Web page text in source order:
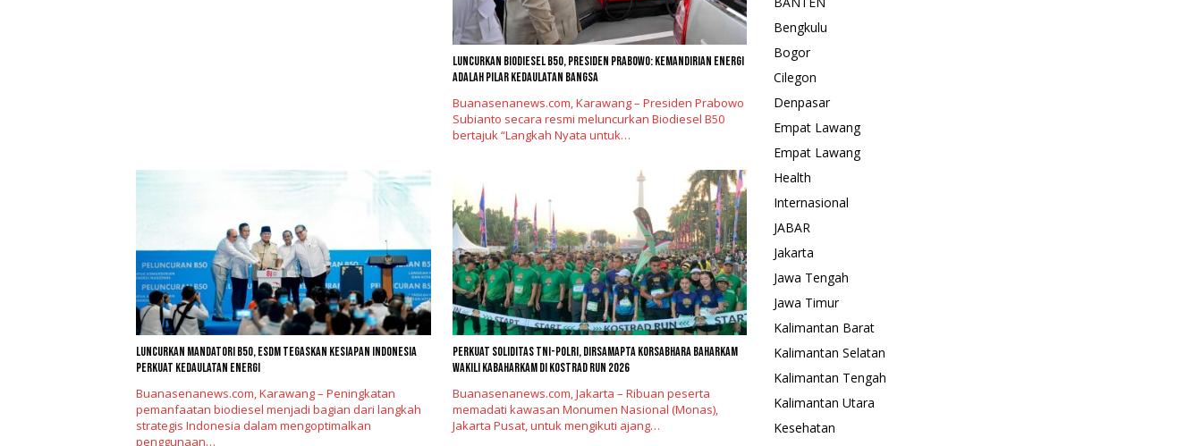
Luncurkan Biodiesel B50, Presiden Prabowo: Kemandirian Energi
adalah Pilar Kedaulatan Bangsa
Buanasenanews.com, Karawang – Presiden Prabowo
Subianto secara resmi meluncurkan Biodiesel B50
bertajuk “Langkah Nyata untuk…
Luncurkan Mandatori B50, ESDM Tegaskan Kesiapan Indonesia
Perkuat Kedaulatan Energi
Buanasenanews.com, Karawang – Peningkatan
pemanfaatan biodiesel menjadi bagian dari langkah
strategis Indonesia dalam mengoptimalkan
penggunaan…
Perkuat Soliditas TNI-Polri, Dirsamapta Korsabhara Baharkam
Wakili Kabaharkam di Kostrad Run 2026
Buanasenanews.com, Jakarta – Ribuan peserta
memadati kawasan Monumen Nasional (Monas),
Jakarta Pusat, untuk mengikuti ajang…
Bengkulu
Bogor
Cilegon
Denpasar
Empat Lawang
Empat Lawang
Health
Internasional
JABAR
Jakarta
Jawa Tengah
Jawa Timur
Kalimantan Barat
Kalimantan Selatan
Kalimantan Tengah
Kalimantan Utara
Kesehatan